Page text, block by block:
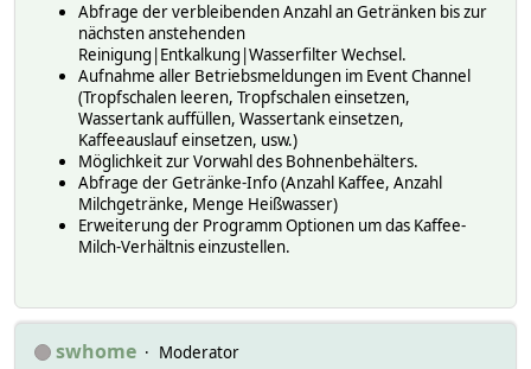
Abfrage der verbleibenden Anzahl an Getränken bis zur
nächsten anstehenden
Reinigung|Entkalkung|Wasserfilter Wechsel.
Aufnahme aller Betriebsmeldungen im Event Channel
(Tropfschalen leeren, Tropfschalen einsetzen,
Wassertank auffüllen, Wassertank einsetzen,
Kaffeeauslauf einsetzen, usw.)
Möglichkeit zur Vorwahl des Bohnenbehälters.
Abfrage der Getränke-Info (Anzahl Kaffee, Anzahl
Milchgetränke, Menge Heißwasser)
Erweiterung der Programm Optionen um das Kaffee-
Milch-Verhältnis einzustellen.
swhome
Moderator